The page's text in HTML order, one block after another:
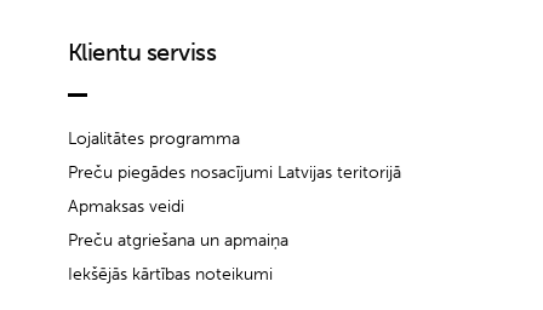
Klientu serviss
Lojalitātes programma
Preču piegādes nosacījumi Latvijas teritorijā
Apmaksas veidi
Preču atgriešana un apmaiņa
Iekšējās kārtības noteikumi